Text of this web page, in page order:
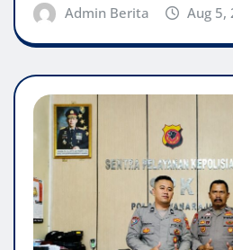
Admin Berita Aug 5,